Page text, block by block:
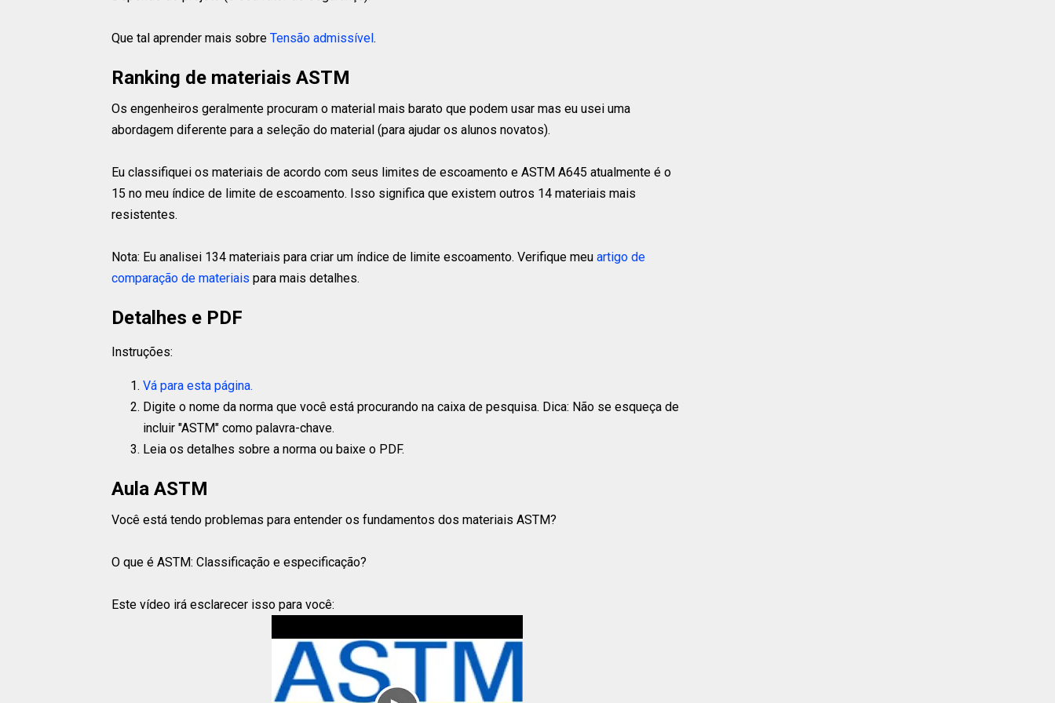
Que tal aprender mais sobre Tensão admissível .
Ranking de materiais ASTM
Os engenheiros geralmente procuram o material mais barato que podem usar mas eu usei uma
abordagem diferente para a seleção do material (para ajudar os alunos novatos).
Eu classifiquei os materiais de acordo com seus limites de escoamento e ASTM A645 atualmente é o
15 no meu índice de limite de escoamento. Isso significa que existem outros 14 materiais mais
resistentes.
Nota: Eu analisei 134 materiais para criar um índice de limite escoamento. Verifique meu artigo de
comparação de materiais para mais detalhes.
Detalhes e PDF
Instruções:
Vá para esta página.
Digite o nome da norma que você está procurando na caixa de pesquisa. Dica: Não se esqueça de
incluir "ASTM" como palavra-chave.
Leia os detalhes sobre a norma ou baixe o PDF.
Aula ASTM
Você está tendo problemas para entender os fundamentos dos materiais ASTM?
O que é ASTM: Classificação e especificação?
Este vídeo irá esclarecer isso para você: